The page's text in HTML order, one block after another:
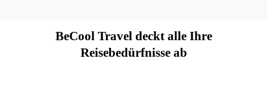
BeCool Travel deckt alle Ihre
Reisebedürfnisse ab